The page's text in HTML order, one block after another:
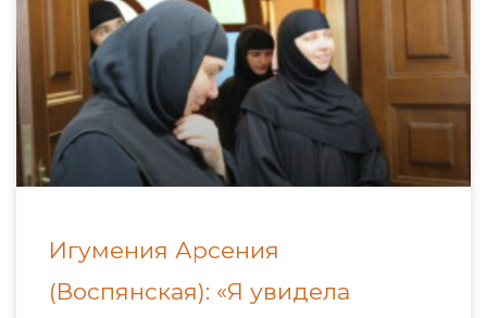
Игумения Арсения
(Воспянская): «Я увидела